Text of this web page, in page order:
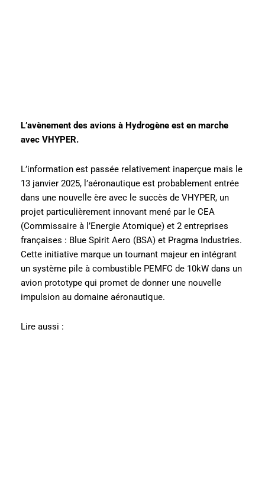
L’avènement des avions à Hydrogène est en marche
avec VHYPER.
L’information est passée relativement inaperçue mais le
13 janvier 2025, l’aéronautique est probablement entrée
dans une nouvelle ère avec le succès de VHYPER, un
projet particulièrement innovant mené par le CEA
(Commissaire à l’Energie Atomique) et 2 entreprises
françaises : Blue Spirit Aero (BSA) et Pragma Industries.
Cette initiative marque un tournant majeur en intégrant
un système pile à combustible PEMFC de 10kW dans un
avion prototype qui promet de donner une nouvelle
impulsion au domaine aéronautique.
Lire aussi :